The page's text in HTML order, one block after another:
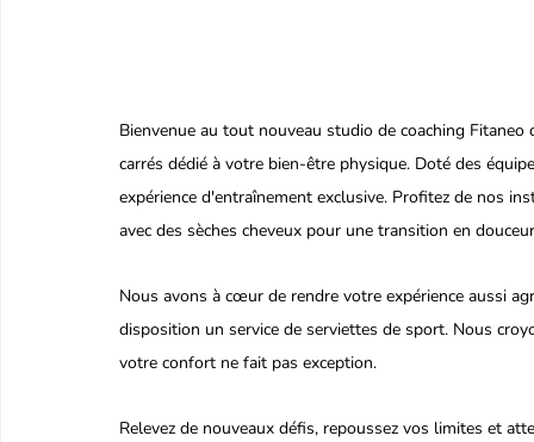
Bienvenue au tout nouveau studio de coaching
carrés dédié à votre bien-être physique. Doté des
expérience d'entraînement exclusive. Profitez de nos
avec des sèches cheveux pour une transition en
Nous avons à cœur de rendre votre expérience aussi
disposition un service de serviettes de sport. Nous
votre confort ne fait pas exception.
Relevez de nouveaux défis, repoussez vos limites et